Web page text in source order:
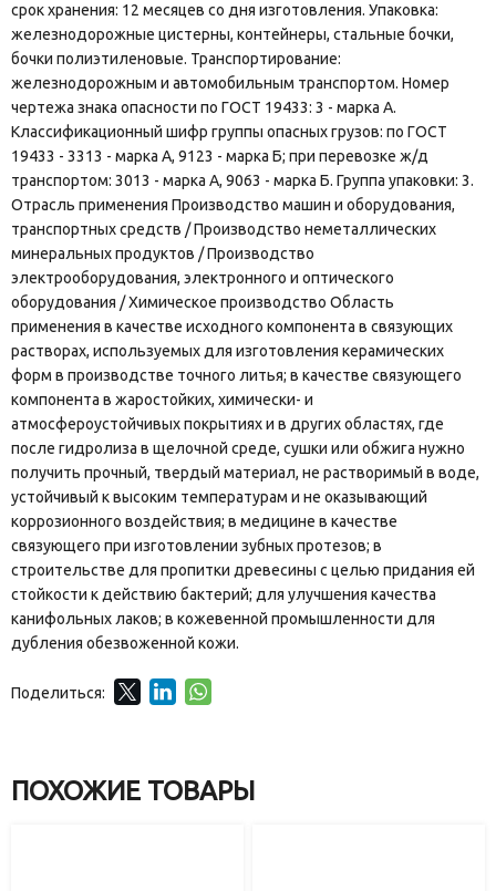
срок хранения: 12 месяцев со дня изготовления. Упаковка:
железнодорожные цистерны, контейнеры, стальные бочки,
бочки полиэтиленовые. Транспортирование:
железнодорожным и автомобильным транспортом. Номер
чертежа знака опасности по ГОСТ 19433: 3 - марка А.
Классификационный шифр группы опасных грузов: по ГОСТ
19433 - 3313 - марка А, 9123 - марка Б; при перевозке ж/д
транспортом: 3013 - марка А, 9063 - марка Б. Группа упаковки: 3.
Отрасль применения Производство машин и оборудования,
транспортных средств / Производство неметаллических
минеральных продуктов / Производство
электрооборудования, электронного и оптического
оборудования / Химическое производство Область
применения в качестве исходного компонента в связующих
растворах, используемых для изготовления керамических
форм в производстве точного литья; в качестве связующего
компонента в жаростойких, химически- и
атмосфероустойчивых покрытиях и в других областях, где
после гидролиза в щелочной среде, сушки или обжига нужно
получить прочный, твердый материал, не растворимый в воде,
устойчивый к высоким температурам и не оказывающий
коррозионного воздействия; в медицине в качестве
связующего при изготовлении зубных протезов; в
строительстве для пропитки древесины с целью придания ей
стойкости к действию бактерий; для улучшения качества
канифольных лаков; в кожевенной промышленности для
дубления обезвоженной кожи.
Поделиться:
ПОХОЖИЕ ТОВАРЫ